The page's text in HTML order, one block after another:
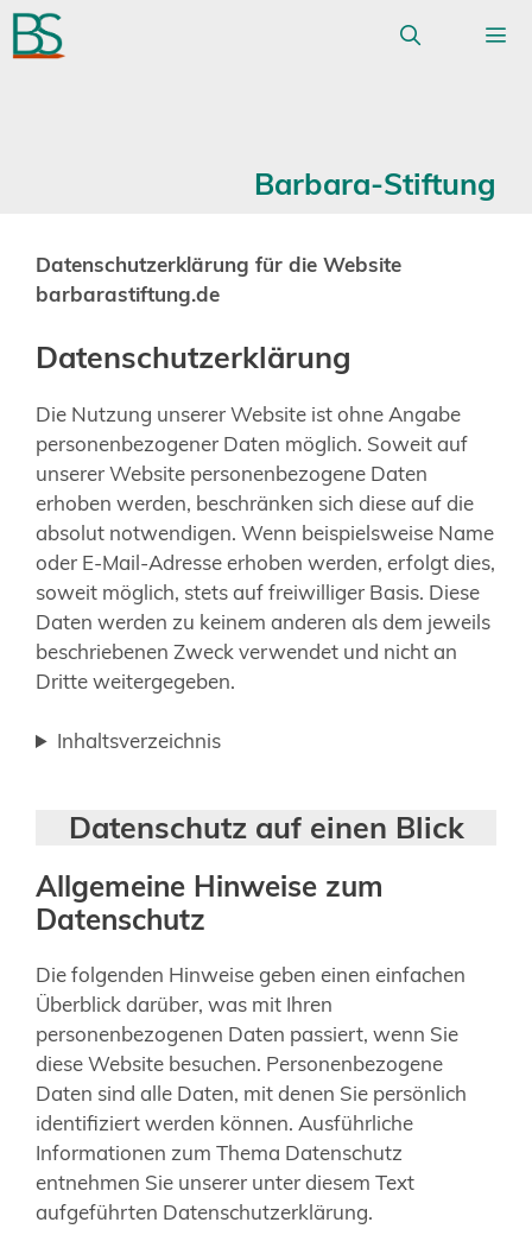
Zum
Inhalt
Barbara-Stiftung
Datenschutzerklärung für die Website
barbarastiftung.de
Datenschutzerklärung
Die Nutzung unserer Website ist ohne Angabe
personenbezogener Daten möglich. Soweit auf
unserer Website personenbezogene Daten
erhoben werden, beschränken sich diese auf die
absolut notwendigen. Wenn beispielsweise Name
oder E-Mail-Adresse erhoben werden, erfolgt dies,
soweit möglich, stets auf freiwilliger Basis. Diese
Daten werden zu keinem anderen als dem jeweils
beschriebenen Zweck verwendet und nicht an
Dritte weitergegeben.
Inhaltsverzeichnis
Datenschutz auf einen Blick
Allgemeine Hinweise zum
Datenschutz
Die folgenden Hinweise geben einen einfachen
Überblick darüber, was mit Ihren
personenbezogenen Daten passiert, wenn Sie
diese Website besuchen. Personenbezogene
Daten sind alle Daten, mit denen Sie persönlich
identifiziert werden können. Ausführliche
Informationen zum Thema Datenschutz
entnehmen Sie unserer unter diesem Text
aufgeführten Datenschutzerklärung.